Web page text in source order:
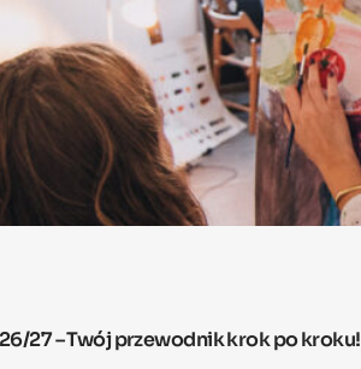
27 – Twój przewodnik krok po kroku!